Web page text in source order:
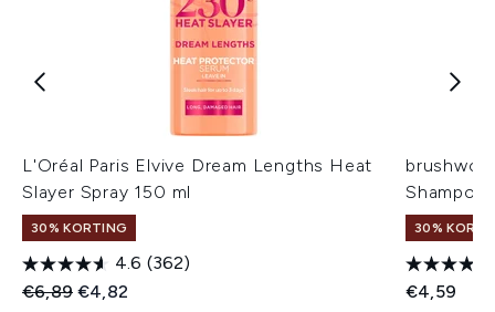
L'Oréal Paris Elvive Dream Lengths Heat
Slayer Spray 150 ml
30% KORTING
4.6 (362)
Recommended Retail Price:
€6,89 Huidige prijs:
€4,82
Shampoo
30%
€4,59